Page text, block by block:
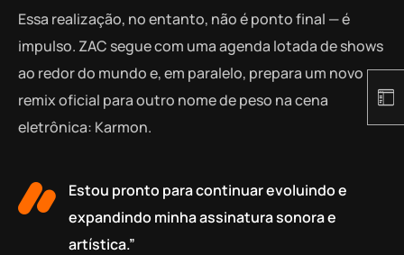
Essa realização, no entanto, não é ponto final — é
impulso. ZAC segue com uma agenda lotada de shows
ao redor do mundo e, em paralelo, prepara um novo
remix oficial para outro nome de peso na cena
eletrônica: Karmon.
Estou pronto para continuar evoluindo e
expandindo minha assinatura sonora e
artística.”